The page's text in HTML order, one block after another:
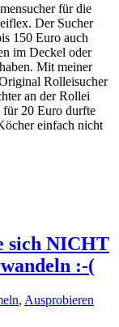
für die
Der Sucher
150 Euro auch
im Deckel oder
Mit meiner
Rolleisucher
an der Rollei
für 20 Euro durfte
einfach nicht
sich NICHT
:-(
, Ausprobieren